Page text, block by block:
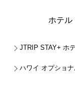
ホテル
JTRIP STAY+ ホ
ハワイ オプショ